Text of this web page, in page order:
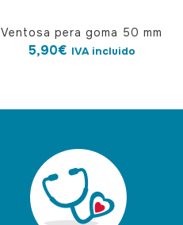
Ventosa pera goma 50 mm
5,90€ IVA incluido